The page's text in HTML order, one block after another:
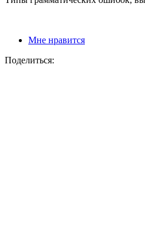
Мне нравится
Поделиться: